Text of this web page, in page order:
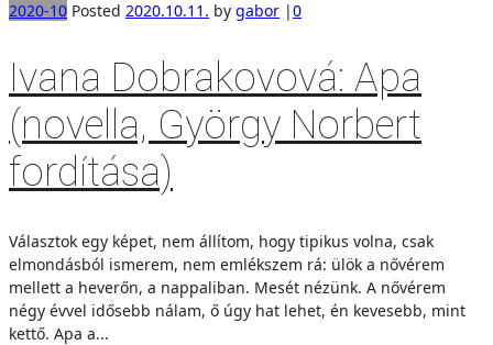
2020-10 Posted 2020.10.11. by gabor |0
Ivana Dobrakovová: Apa
(novella, György Norbert
fordítása)
Választok egy képet, nem állítom, hogy tipikus volna, csak
elmondásból ismerem, nem emlékszem rá: ülök a nővérem
mellett a heverőn, a nappaliban. Mesét nézünk. A nővérem
négy évvel idősebb nálam, ő úgy hat lehet, én kevesebb, mint
kettő. Apa a...